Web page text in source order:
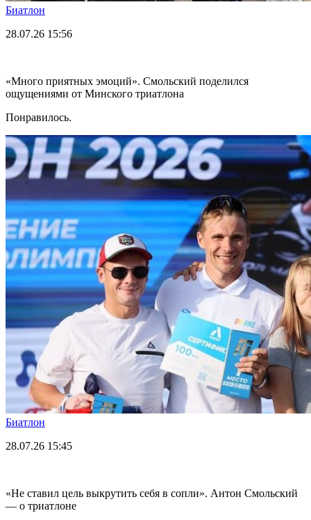
Биатлон
28.07.26 15:56
«Много приятных эмоций». Смольский поделился
ощущениями от Минского триатлона
Понравилось.
Биатлон
28.07.26 15:45
«Не ставил цель выкрутить себя в сопли». Антон Смольский
— о триатлоне